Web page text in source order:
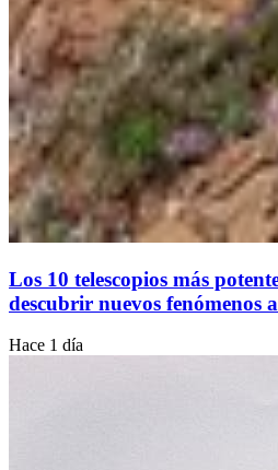
Los 10 telescopios más
descubrir nuevos fenómenos
Hace 1 día